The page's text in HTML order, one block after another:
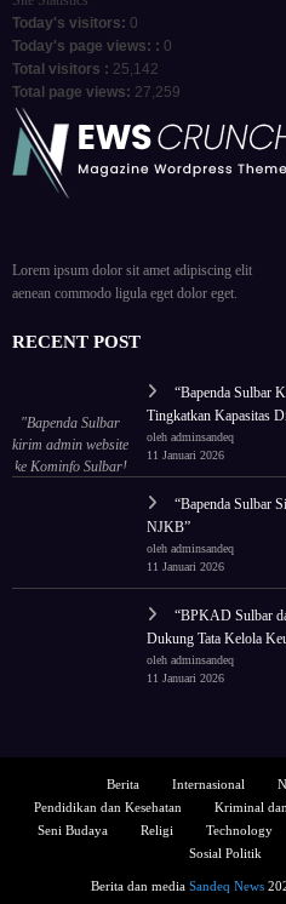
Today's visitors: 0
Today's page views: : 0
Total visitors : 25,142
Total page views: 27,259
Lorem ipsum dolor sit amet adipiscing elit
aenean commodo ligula eget dolor eget.
RECENT POST
"Bapenda Sulbar
kirim admin website
ke Kominfo Sulbar!
“Bapenda Sulbar
Tingkatkan Kapasitas
oleh adminsandeq
11 Januari 2026
“Bapenda Sulbar
NJKB”
oleh adminsandeq
11 Januari 2026
“BPKAD Sulbar
Dukung Tata Kelola
oleh adminsandeq
11 Januari 2026
Berita Internasional
Pendidikan dan Kesehatan
Kriminal
Seni Budaya
Religi Technology
Sosial Politik
Berita dan media Sandeq News